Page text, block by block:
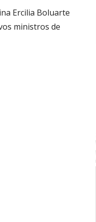
Ercilia Boluarte
ministros de